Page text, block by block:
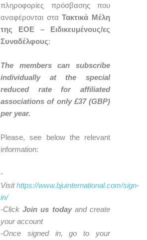
πληροφορίες πρόσβασης που
αναφέρονται σταΤακτικά Μέλη
της ΕΟΕ – Ειδικευμένους/ες
Συναδέλφους:
The members can subscribe
individually at the special
reduced rate for affiliated
associations of only £37 (GBP)
per year.
Please, see below the relevant
information:
-
Visithttps://www.bjuinternational.com/sign-
in/
-ClickJoin us todayand create
your account
-Once signed in, go to your